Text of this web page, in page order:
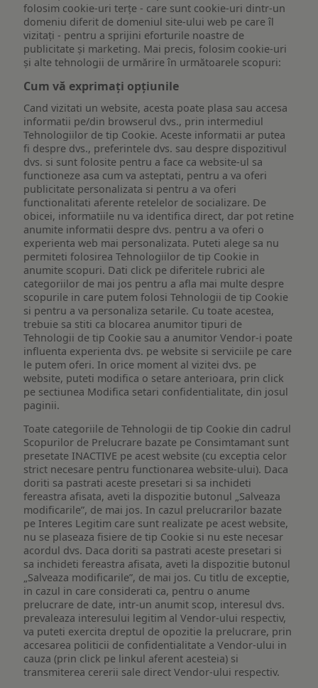
folosim cookie-uri terțe - care sunt cookie-uri dintr-un
domeniu diferit de domeniul site-ului web pe care îl
vizitați - pentru a sprijini eforturile noastre de
publicitate și marketing. Mai precis, folosim cookie-uri
și alte tehnologii de urmărire în următoarele scopuri:
Cum vă exprimați opțiunile
Cand vizitati un website, acesta poate plasa sau accesa
informatii pe/din browserul dvs., prin intermediul
Tehnologiilor de tip Cookie. Aceste informatii ar putea
fi despre dvs., preferintele dvs. sau despre dispozitivul
dvs. si sunt folosite pentru a face ca website-ul sa
functioneze asa cum va asteptati, pentru a va oferi
publicitate personalizata si pentru a va oferi
functionalitati aferente retelelor de socializare. De
obicei, informatiile nu va identifica direct, dar pot retine
anumite informatii despre dvs. pentru a va oferi o
experienta web mai personalizata. Puteti alege sa nu
permiteti folosirea Tehnologiilor de tip Cookie in
anumite scopuri. Dati click pe diferitele rubrici ale
categoriilor de mai jos pentru a afla mai multe despre
scopurile in care putem folosi Tehnologii de tip Cookie
si pentru a va personaliza setarile. Cu toate acestea,
trebuie sa stiti ca blocarea anumitor tipuri de
Tehnologii de tip Cookie sau a anumitor Vendor-i poate
influenta experienta dvs. pe website si serviciile pe care
le putem oferi. In orice moment al vizitei dvs. pe
website, puteti modifica o setare anterioara, prin click
pe sectiunea Modifica setari confidentialitate, din josul
paginii.
Toate categoriile de Tehnologii de tip Cookie din cadrul
Scopurilor de Prelucrare bazate pe Consimtamant sunt
presetate INACTIVE pe acest website (cu exceptia celor
strict necesare pentru functionarea website-ului). Daca
doriti sa pastrati aceste presetari si sa inchideti
fereastra afisata, aveti la dispozitie butonul „Salveaza
modificarile”, de mai jos. In cazul prelucrarilor bazate
pe Interes Legitim care sunt realizate pe acest website,
nu se plaseaza fisiere de tip Cookie si nu este necesar
acordul dvs. Daca doriti sa pastrati aceste presetari si
sa inchideti fereastra afisata, aveti la dispozitie butonul
„Salveaza modificarile”, de mai jos. Cu titlu de exceptie,
in cazul in care considerati ca, pentru o anume
prelucrare de date, intr-un anumit scop, interesul dvs.
prevaleaza interesului legitim al Vendor-ului respectiv,
va puteti exercita dreptul de opozitie la prelucrare, prin
accesarea politicii de confidentialitate a Vendor-ului in
cauza (prin click pe linkul aferent acesteia) si
transmiterea cererii sale direct Vendor-ului respectiv.